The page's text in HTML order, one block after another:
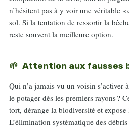
n’hésitent pas à y voir une véritable
sol. Si la tentation de ressortir la
reste souvent la meilleure option.
Attention aux fausses
Qui n’a jamais vu un voisin s’activer
le potager dès les premiers rayons ?
tort, dérange la biodiversité et
L’élimination systématique des